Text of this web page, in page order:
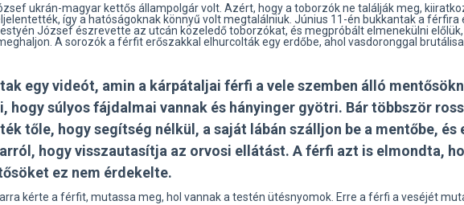
ukrán-magyar kettős állampolgár volt. Azért, hogy a toborzók ne találják meg,
így a hatóságoknak könnyű volt megtalálniuk. Június 11-én bukkantak a férfira
József észrevette az utcán közeledő toborzókat, és megpróbált elmenekülni
A sorozók a férfit erőszakkal elhurcolták egy erdőbe, ahol vasdoronggal
egy videót, amin a kárpátaljai férfi a vele szemben álló
hogy súlyos fájdalmai vannak és hányinger gyötri. Bár többször
tőle, hogy segítség nélkül, a saját lábán szálljon be a mentőbe, és
hogy visszautasítja az orvosi ellátást. A férfi azt is elmondta,
ez nem érdekelte.
kérte a férfit, mutassa meg, hol vannak a testén ütésnyomok. Erre a férfi a veséjét